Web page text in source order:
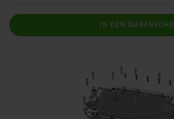
IN DEN WARENKORB